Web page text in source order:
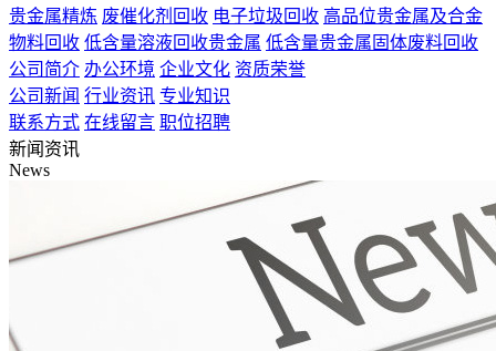
贵金属精炼 废催化剂回收 电子垃圾回收 高品位贵金属及合金
物料回收 低含量溶液回收贵金属 低含量贵金属固体废料回收
公司简介 办公环境 企业文化 资质荣誉
公司新闻 行业资讯 专业知识
联系方式 在线留言 职位招聘
新闻资讯
News